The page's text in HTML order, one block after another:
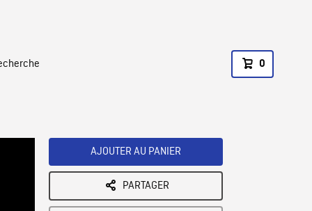
0
AJOUTER AU PANIER
PARTAGER